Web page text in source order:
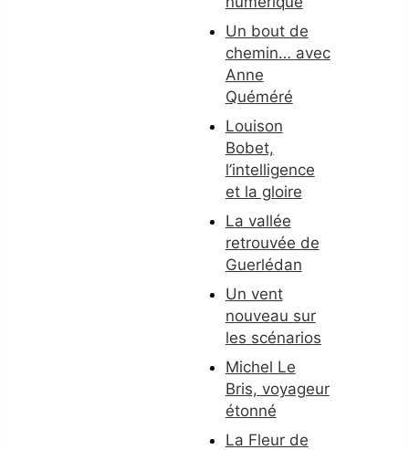
Un bout de
chemin… avec
Anne
Quéméré
Louison
Bobet,
l’intelligence
et la gloire
La vallée
retrouvée de
Guerlédan
Un vent
nouveau sur
les scénarios
Michel Le
Bris, voyageur
étonné
La Fleur de